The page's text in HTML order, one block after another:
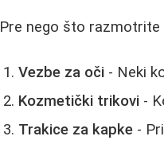
Pre nego što
Vezbe za oči - Neki
Kozmetički trikovi -
Trakice za kapke -